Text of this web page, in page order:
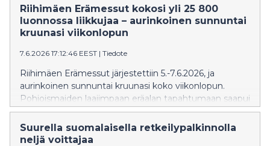
Riihimäen Erämessut kokosi yli 25 800
luonnossa liikkujaa – aurinkoinen sunnuntai
kruunasi viikonlopun
7.6.2026 17:12:46 EEST | Tiedote
Riihimäen Erämessut järjestettiin 5.-7.6.2026, ja
aurinkoinen sunnuntai kruunasi koko viikonlopun.
Pohjoismaiden laajimpaan eräalan tapahtumaan saapui
yhteensä yli 25 800 luonnossa liikkujaa, ja
messualueella oli mukana yli 250 näytteilleasettajaa
metsästyksen, kalastuksen, retkeilyn ja luonnossa
Suurella suomalaisella retkeilypalkinnolla
neljä voittajaa